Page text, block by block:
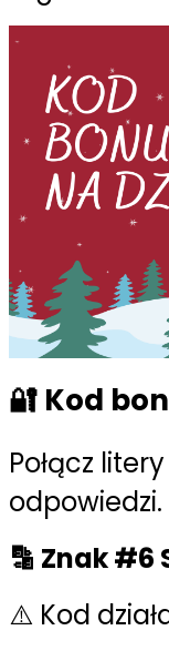
🔐 Kod
Połącz
odpowiedzi.
🔡 Znak #6
⚠️ Kod